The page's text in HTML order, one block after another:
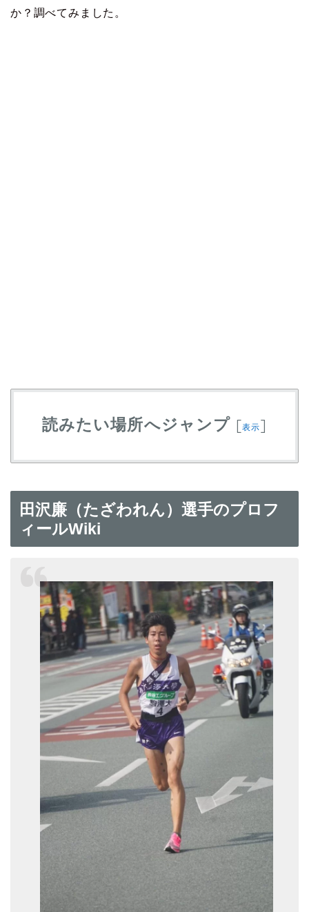
か？調べてみました。
読みたい場所へジャンプ [表示]
田沢廉（たざわれん）選手のプロフ
ィールWiki